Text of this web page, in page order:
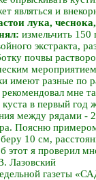
являться и
лука,
измельчить 150
экстракта,
почвы
имеют разные по
мне
в первый год
между рядами -
Поясню
10 см,
этот я проверил
Лазовский
газеты